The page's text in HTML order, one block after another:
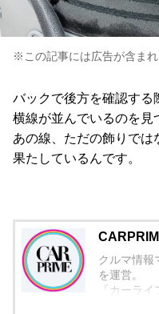
※この記事には広告が含ま
バックで後方を確認する
横線が並んでいるのを見
あの線、ただの飾りでは
果たしているんです。
クルマ情報
を運営。
「カーラ
げ、編集